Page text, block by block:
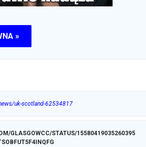
»
uk-scotland-62534817
GLASGOWCC/STATUS/15580419035260395